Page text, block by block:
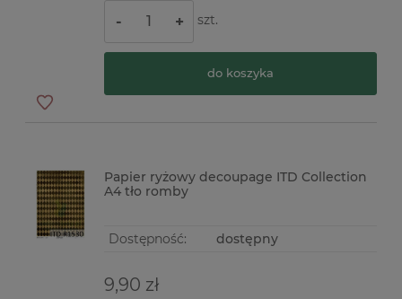
- + szt.
do koszyka
Papier ryżowy decoupage ITD Collection
A4 tło romby
Dostępność: dostępny
9,90 zł